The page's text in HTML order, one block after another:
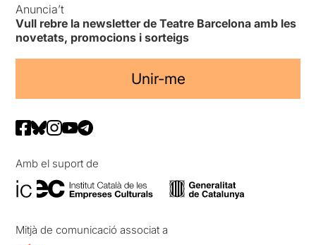
Anuncia’t
Vull rebre la newsletter de Teatre Barcelona amb les
novetats, promocions i sorteigs
Unir-me
Amb el suport de
Mitjà de comunicació associat a